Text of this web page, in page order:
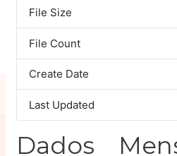
File Size
File Count
Create Date
Last Updated
Dados